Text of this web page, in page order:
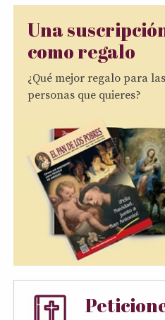
Una
como regalo
¿Qué mejor regalo para las
personas que quieres?